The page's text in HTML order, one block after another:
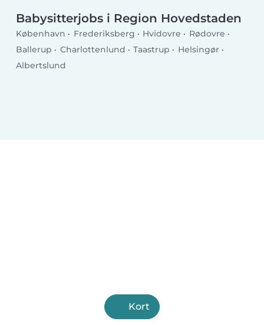
Babysitterjobs i Region Hovedstaden
København Frederiksberg Hvidovre
Rødovre
Ballerup
Charlottenlund Taastrup
Helsingør
Albertslund
Kort